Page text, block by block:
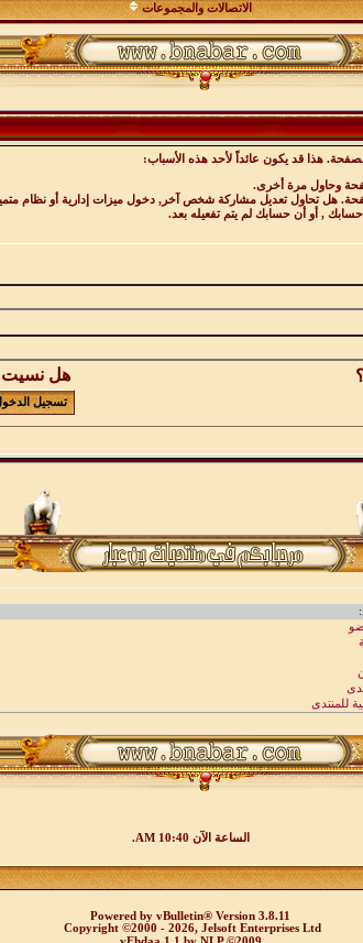
الاتصالات والمجموعات
هذا قد يكون عائداً لأحد هذه الأسباب:
وحاول مرة أخرى.
هل تحاول تعديل مشاركة شخص آخر, دخول ميزات إدارية أو نظام
حسابك , أو أن حسابك لم يتم تفعيله بعد.
هل نسيت
الساعة الآن 10:40 AM
.
Powered by vBulletin® Version 3.8.11
Copyright ©2000 - 2026, Jelsoft Enterprises Ltd